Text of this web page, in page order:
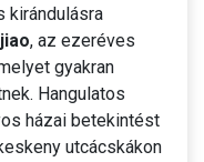
kirándulásra
, az ezeréves
gyakran
Hangulatos
házai betekintést
utcácskákon